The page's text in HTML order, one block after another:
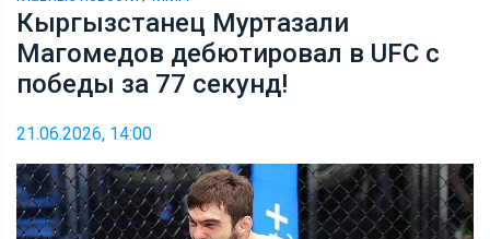
Кыргызстанец Муртазали
Магомедов дебютировал в UFC с
победы за 77 секунд!
21.06.2026, 14:00